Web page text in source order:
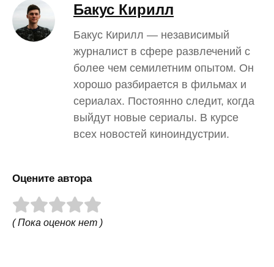
Бакус Кирилл
Бакус Кирилл — независимый
журналист в сфере развлечений с
более чем семилетним опытом. Он
хорошо разбирается в фильмах и
сериалах. Постоянно следит, когда
выйдут новые сериалы. В курсе
всех новостей киноиндустрии.
Оцените автора
( Пока оценок нет )